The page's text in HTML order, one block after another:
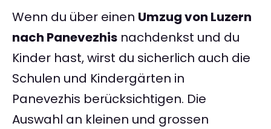
Wenn du über einen Umzug von Luzern
nach Panevezhis nachdenkst und du
Kinder hast, wirst du sicherlich auch die
Schulen und Kindergärten in
Panevezhis berücksichtigen. Die
Auswahl an kleinen und grossen